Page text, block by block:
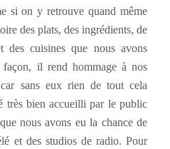
si on y retrouve quand même
des plats, des ingrédients, de
des cuisines que nous avons
façon, il rend hommage à nos
sans eux rien de tout cela
très bien accueilli par le public
nous avons eu la chance de
et des studios de radio. Pour